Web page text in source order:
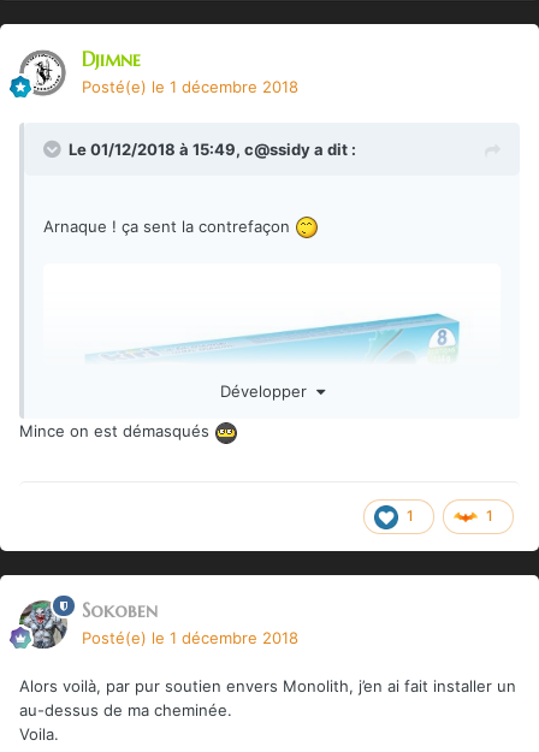
Djimne
Posté(e) le 1 décembre 2018
Le 01/12/2018 à 15:49, c@ssidya dit :
Arnaque ! ça sent la contrefaçon
Développer
Mince on est démasqués
1 1
Sokoben
Posté(e) le 1 décembre 2018
Alors voilà, par pur soutien envers Monolith, j’en ai fait installer un
au-dessus de ma cheminée.
Voila.